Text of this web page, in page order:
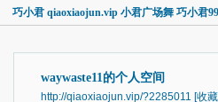
巧小君 qiaoxiaojun.vip 小君广场舞 巧小君
waywaste11的个人空间
http://qiaoxiaojun.vip/?2285011 [收